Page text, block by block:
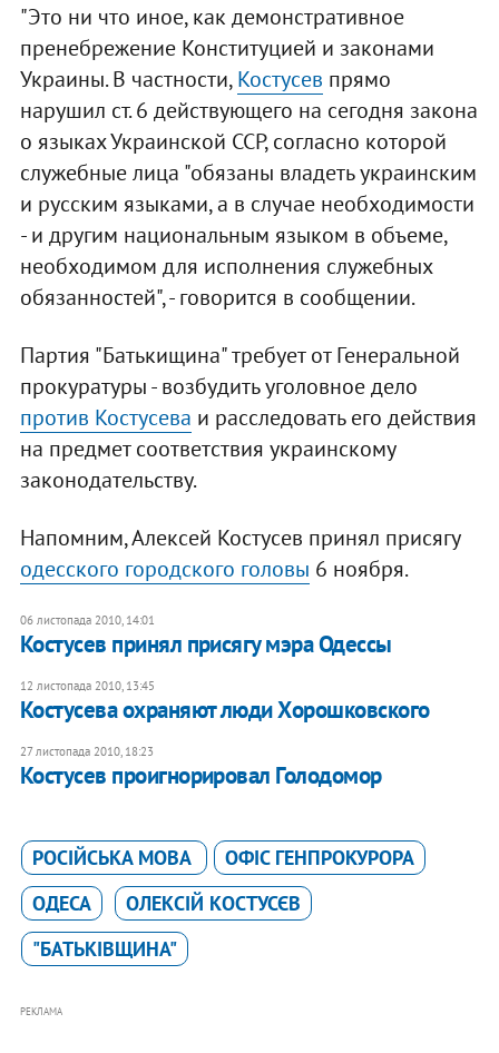
"Это ни что иное, как демонстративное
пренебрежение Конституцией и законами
Украины. В частности,Костусев прямо
нарушил ст. 6 действующего на сегодня закона
о языках Украинской ССР, согласно которой
служебные лица "обязаны владеть украинским
и русским языками, а в случае необходимости
- и другим национальным языком в объеме,
необходимом для исполнения служебных
обязанностей", - говорится в сообщении.
Партия "Батькищина" требует от Генеральной
прокуратуры - возбудить уголовное дело
против Костусева и расследовать его действия
на предмет соответствия украинскому
законодательству.
Напомним, Алексей Костусев принял присягу
одесского городского головы 6 ноября.
06 листопада 2010, 14:01
Костусев принял присягу мэра Одессы
12 листопада 2010, 13:45
​Костусева охраняют люди Хорошковского
27 листопада 2010, 18:23
Костусев проигнорировал Голодомор
РОСІЙСЬКА МОВА
ОФІС ГЕНПРОКУРОРА
ОДЕСА
ОЛЕКСІЙ КОСТУСЄВ
"БАТЬКІВЩИНА"
РЕКЛАМА